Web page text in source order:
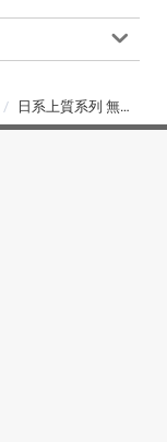
/ 日系上質系列 無邊框鏡面/玻璃6門電冰箱 NR-F651WX-S1